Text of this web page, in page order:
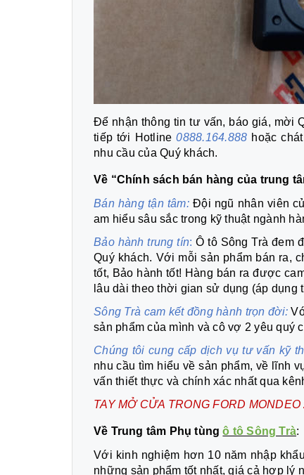
Để nhận thông tin tư vấn, báo giá, mời
tiếp tới Hotline0888.164.888 hoặc
nhu cầu của Quý khách.
Về “Chính sách bán hàng của trung
Bán hàng tận tâm: Đội ngũ nhân viên
am hiểu sâu sắc trong kỹ thuật ngành
Bảo hành trung tín:Ô tô Sông Trà đem
Quý khách. Với mỗi sản phẩm bán ra,
tốt, Bảo hành tốt! Hàng bán ra được
lâu dài theo thời gian sử dụng (áp dụng
Sông Trà cam kết đồng hành trọn đời:
sản phẩm của mình và cô vợ 2 yêu quý
Chúng tôi cung cấp dịch vụ tư vấn kỹ
nhu cầu tìm hiểu về sản phẩm, về lĩnh
vấn thiết thực và chính xác nhất qua
TAY MỞ CỬA TRONG FORD MONDEO
Về Trung tâm Phụ tùngô tô Sông Trà:
Với kinh nghiệm hơn 10 năm nhập
những sản phẩm tốt nhất, giá cả hợp lý